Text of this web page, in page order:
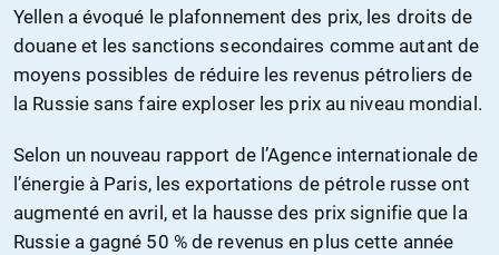
Yellen a évoqué le plafonnement des prix, les droits de
douane et les sanctions secondaires comme autant de
moyens possibles de réduire les revenus pétroliers de
la Russie sans faire exploser les prix au niveau mondial.
Selon un nouveau rapport de l’Agence internationale de
l’énergie à Paris, les exportations de pétrole russe ont
augmenté en avril, et la hausse des prix signifie que la
Russie a gagné 50 % de revenus en plus cette année